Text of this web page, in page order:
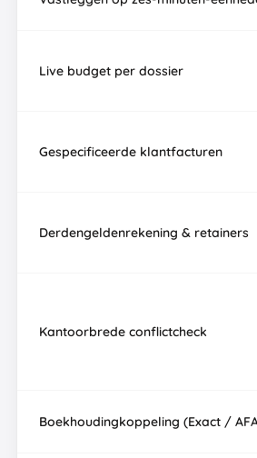
Live budget per dossier
Gespecificeerde klantfacturen
Derdengeldenrekening & retainers
Kantoorbrede conflictcheck
Boekhoudingkoppeling (Exact /